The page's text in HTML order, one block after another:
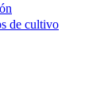
de cultivo